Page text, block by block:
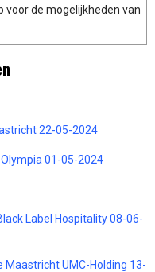
voor de mogelijkheden van
22-05-2024
01-05-2024
Label Hospitality 08-06-
UMC-Holding 13-